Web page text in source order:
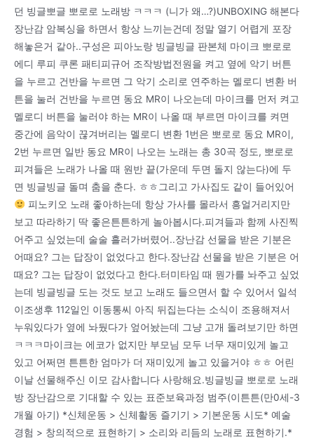
던 빙글뽀글 뽀로로 노래방 ㅋㅋㅋ (니가 왜…?)UNBOXING 해본다
장난감 암복싱을 하면서 항상 느끼는건데 정말 열기 어렵게 포장
해놓은거 같아..구성은 피아노랑 빙글빙글 판본체 마이크 뽀로로
에디 루피 쿠론 패티피규어 조작방법전원을 켜고 옆에 악기 버튼
을 누르고 건반을 누르면 그 악기 소리로 연주하는 멜로디 변환 버
튼을 눌러 건반을 누르면 동요 MR이 나오는데 마이크를 먼저 켜고
멜로디 버튼을 눌러야 하는 MR이 나올 때 부르면 마이크를 켜면
중간에 음악이 끊겨버리는 멜로디 변환 1번은 뽀로로 동요 MR이,
2번 누르면 일반 동요 MR이 나오는 노래는 총 30곡 정도, 뽀로로
피겨들은 노래가 나올 때 원반 끝(가운데 두면 돌지 않는다)에 두
면 빙글빙글 돌며 춤을 춘다. ㅎㅎ그리고 가사집도 같이 들어있어
피노키오 노래 좋아하는데 항상 가사를 몰라서 흥얼거리지만
보고 따라하기 딱 좋은튼튼하게 놀아봅시다.피겨들과 함께 사진찍
어주고 싶었는데 술술 흘러가버렸어..장난감 선물을 받은 기분은
어때요? 그는 답장이 없었다고 한다.장난감 선물을 받은 기분은 어
때요? 그는 답장이 없었다고 한다.터미타임 때 뭔가를 놔주고 싶었
는데 빙글빙글 도는 것도 보고 노래도 들으면서 할 수 있어서 일석
이조생후 112일인 이동통씨 아직 뒤집는다는 소식이 조용해져서
누워있다가 옆에 놔뒀다가 엎어놨는데 그냥 고개 돌려보기만 하면
ㅋㅋㅋ마이크는 에코가 없지만 부모님 모두 너무 재미있게 놀고
있고 어쩌면 튼튼한 엄마가 더 재미있게 놀고 있을거야 ㅎㅎ 어린
이날 선물해주신 이모 감사합니다 사랑해요.빙글빙글 뽀로로 노래
방 장난감으로 기대할 수 있는 표준보육과정 범주(이튼튼(만0세-3
개월 아기) *신체운동 > 신체활동 즐기기 > 기본운동 시도* 예술
경험 > 창의적으로 표현하기 > 소리와 리듬의 노래로 표현하기.*